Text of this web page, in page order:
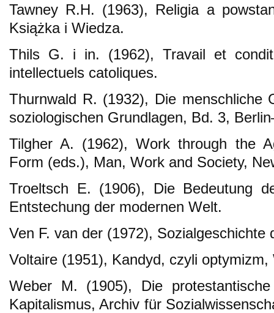
Tawney R.H. (1963), Religia a
Książka i Wiedza.
Thils G. i in. (1962), Travail et
intellectuels catoliques.
Thurnwald R. (1932), Die menschliche
soziologischen Grundlagen, Bd. 3,
Tilgher A. (1962), Work through the
Form (eds.), Man, Work and Society,
Troeltsch E. (1906), Die Bedeutung
Entstechung der modernen Welt.
Ven F. van der (1972), Sozialgeschichte
Voltaire (1951), Kandyd, czyli
Weber M. (1905), Die
Kapitalismus, Archiv für